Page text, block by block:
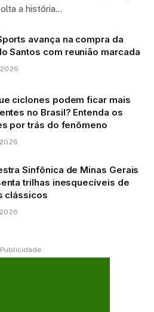
a história…
avança na compra da
Santos com reunião marcada
ciclones podem ficar mais
no Brasil? Entenda os
por trás do fenômeno
Sinfônica de Minas Gerais
trilhas inesquecíveis de
clássicos
Publicidade